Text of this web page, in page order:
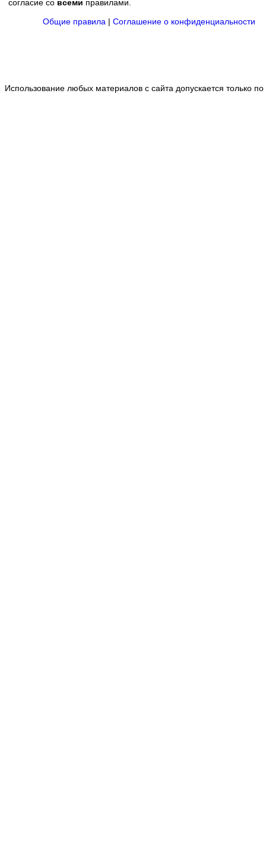
согласие со всеми правилами.
Общие правила | Соглашение о конфиденциальности
Использование любых материалов с сайта допускается только